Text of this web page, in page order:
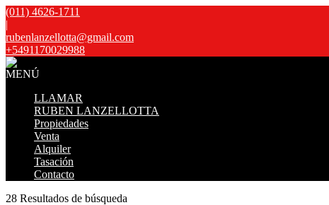
(011) 4626-1711
|
rubenlanzellotta@gmail.com
+5491170029988
MENÚ
LLAMAR
RUBEN LANZELLOTTA
Propiedades
Venta
Alquiler
Tasación
Contacto
28 Resultados de búsqueda